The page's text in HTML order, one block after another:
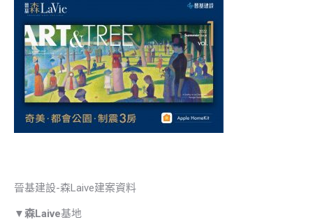
晉基建設-森Laive建案資料
▼森Laive基地